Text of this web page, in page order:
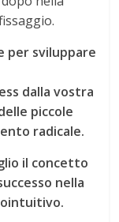
per sviluppare
dalla vostra
piccole
radicale.
il concetto
nella